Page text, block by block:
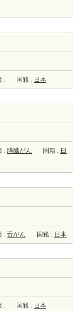
: 国籍 : 日本
: 膵臓がん 国籍 : 日
: 舌がん 国籍 : 日本
: 国籍 : 日本